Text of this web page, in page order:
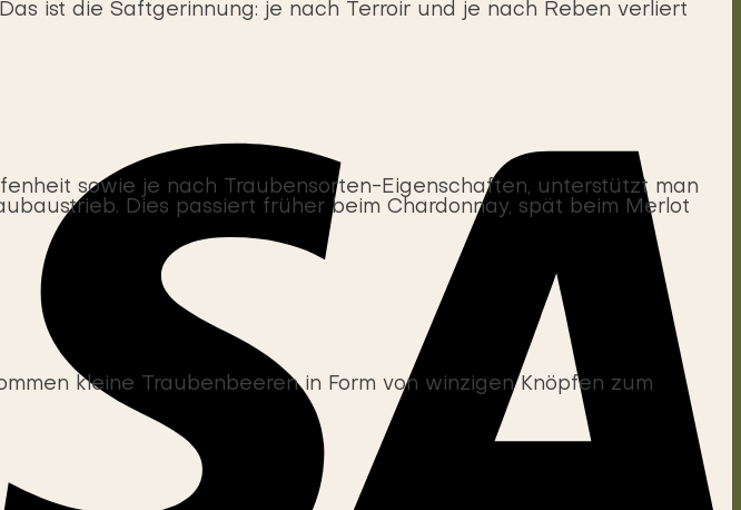
ist die Saftgerinnung: je nach Terroir und je nach Reben verliert
sowie je nach Traubensorten-Eigenschaften, unterstützt man
Dies passiert früher beim Chardonnay, spät beim Merlot
kleine Traubenbeeren in Form von winzigen Knöpfen zum